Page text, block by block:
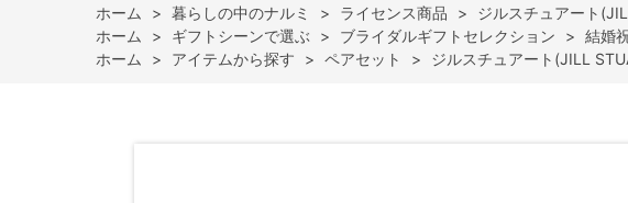
ホーム
> 暮らしの中のナルミ > ライセンス商品 >
ジルスチュアート
ホーム
> ギフトシーンで選ぶ > ブライダルギフトセレクション > 結婚
ホーム
> アイテムから探す > ペアセット > ジルスチュアート(JILL